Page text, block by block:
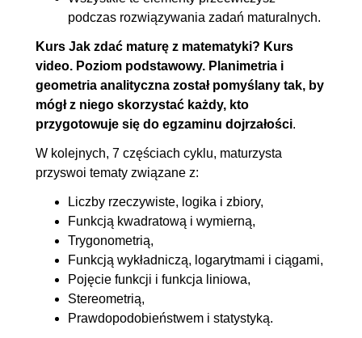
podczas rozwiązywania zadań maturalnych.
Kurs Jak zdać maturę z matematyki? Kurs
video. Poziom podstawowy. Planimetria i
geometria analityczna został pomyślany tak, by
mógł z niego skorzystać każdy, kto
przygotowuje się do egzaminu dojrzałości.
W kolejnych, 7 częściach cyklu, maturzysta
przyswoi tematy związane z:
Liczby rzeczywiste, logika i zbiory,
Funkcją kwadratową i wymierną,
Trygonometrią,
Funkcją wykładniczą, logarytmami i ciągami,
Pojęcie funkcji i funkcja liniowa,
Stereometrią,
Prawdopodobieństwem i statystyką.